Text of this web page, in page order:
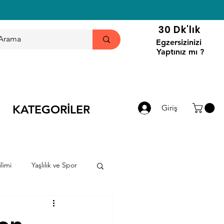
30 Dk'lık
Egzersizinizi
Yaptınız mı ?
KATEGORİLER Giriş
Yaşlılık ve Spor